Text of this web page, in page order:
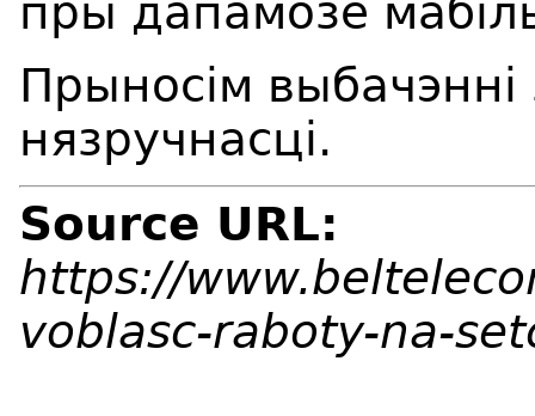
пры дапамозе
Прыносім
нязручнасці.
Source URL:
https://
voblasc-raboty-na-